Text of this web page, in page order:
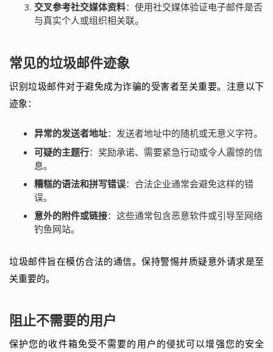
交叉参考社交媒体资料：使用社交媒体验证电子邮件是否
与真实个人或组织相关联。
常见的垃圾邮件迹象
识别垃圾邮件对于避免成为诈骗的受害者至关重要。注意以下
迹象：
异常的发送者地址：发送者地址中的随机或无意义字符。
可疑的主题行：奖励承诺、需要紧急行动或令人震惊的信
息。
糟糕的语法和拼写错误：合法企业通常会避免这样的错
误。
意外的附件或链接：这些通常包含恶意软件或引导至网络
钓鱼网站。
垃圾邮件旨在模仿合法的通信。保持警惕并质疑意外请求是至
关重要的。
阻止不需要的用户
保护您的收件箱免受不需要的用户的侵扰可以增强您的安全